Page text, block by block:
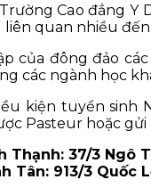
Cao đẳng
quan nhiều
của đông đảo
các ngành học
kiện tuyển sinh
Pasteur hoặc
Thạnh: 37/3 Ngô
Tân: 913/3 Quốc